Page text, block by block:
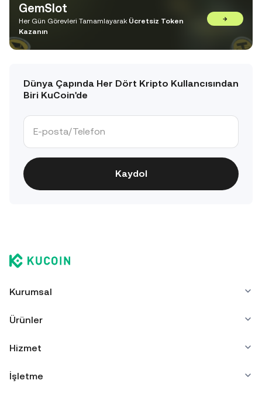
GemSlot
Her Gün Görevleri Tamamlayarak Ücretsiz Token
Kazanın
→
Dünya Çapında Her Dört Kripto Kullancısından
Biri KuCoin'de
Kaydol
Kurumsal
Ürünler
Hizmet
İşletme